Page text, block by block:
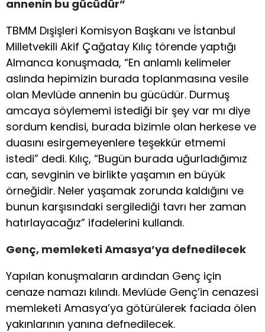
annenin bu gücüdür”
TBMM Dışişleri Komisyon Başkanı ve İstanbul
Milletvekili Akif Çağatay Kılıç törende yaptığı
Almanca konuşmada, “En anlamlı kelimeler
aslında hepimizin burada toplanmasına vesile
olan Mevlüde annenin bu gücüdür. Durmuş
amcaya söylememi istediği bir şey var mı diye
sordum kendisi, burada bizimle olan herkese ve
duasını esirgemeyenlere teşekkür etmemi
istedi” dedi. Kılıç, “Bugün burada uğurladığımız
can, sevginin ve birlikte yaşamın en büyük
örneğidir. Neler yaşamak zorunda kaldığını ve
bunun karşısındaki sergilediği tavrı her zaman
hatırlayacağız” ifadelerini kullandı.
Genç, memleketi Amasya’ya defnedilecek
Yapılan konuşmaların ardından Genç için
cenaze namazı kılındı. Mevlüde Genç’in cenazesi
memleketi Amasya’ya götürülerek faciada ölen
yakınlarının yanına defnedilecek.